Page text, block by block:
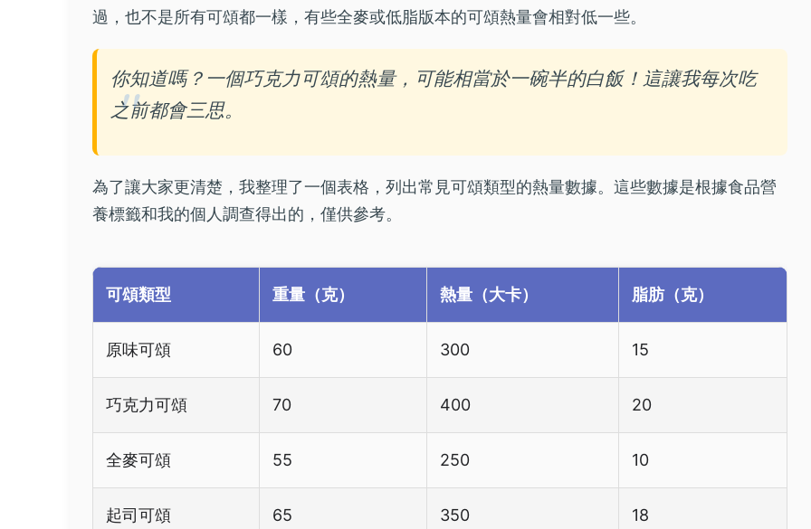
過，也不是所有可頌都一樣，有些全麥或低脂版本的可頌熱量會相對低一些。
你知道嗎？一個巧克力可頌的熱量，可能相當於一碗半的白飯！這讓我每次吃
之前都會三思。
為了讓大家更清楚，我整理了一個表格，列出常見可頌類型的熱量數據。這些數據是根據食品營
養標籤和我的個人調查得出的，僅供參考。
可頌類型 重量（克） 熱量（大卡） 脂肪（克）
原味可頌 60 300 15
巧克力可頌 70 400 20
全麥可頌 55 250 10
起司可頌 65 350 18